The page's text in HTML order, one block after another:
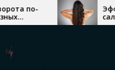
Эффект
салона: что
получить